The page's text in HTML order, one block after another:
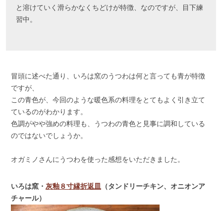
と溶けていく滑らかなくちどけが特徴、なのですが、目下練
習中。
冒頭に述べた通り、いろは窯のうつわは何と言っても青が特徴
ですが、
この青色が、今回のような暖色系の料理をとてもよく引き立て
ているのがわかります。
色調がやや強めの料理も、うつわの青色と見事に調和している
のではないでしょうか。
オガミノさんにうつわを使った感想をいただきました。
いろは窯・ 灰釉８寸縁折返皿
（タンドリーチキン、オニオンア
チャール）